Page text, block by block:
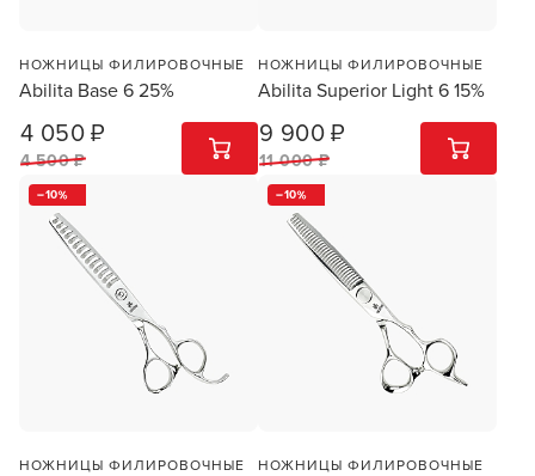
НОЖНИЦЫ ФИЛИРОВОЧНЫЕ
Abilita Base 6 25%
4 050 ₽
4 500 ₽
1 ШТ
НОЖНИЦЫ ФИЛИРОВОЧНЫЕ
Abilita Superior Light 6 15%
9 900 ₽
11 000 ₽
1 ШТ
10
НОЖНИЦЫ ФИЛИРОВОЧНЫЕ
10
НОЖНИЦЫ ФИЛИРОВОЧНЫЕ